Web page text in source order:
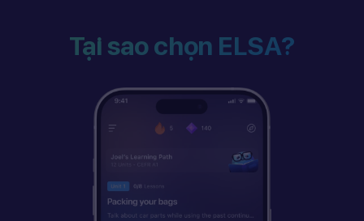
Tại sao chọn ELSA?